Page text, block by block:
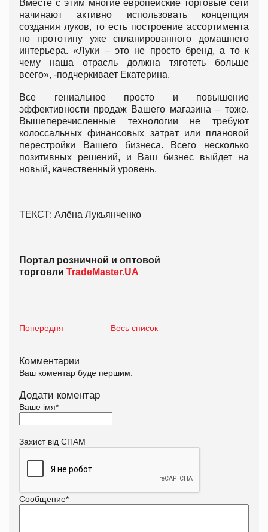
Вместе с этим многие европейские торговые сети
начинают активно использовать концепция
создания луков, то есть построение ассортимента
по прототипу уже спланированного домашнего
интерьера. «Луки – это не просто бренд, а то к
чему наша отрасль должна тяготеть больше
всего», -подчеркивает Екатерина.
Все гениальное просто и повышение
эффективности продаж Вашего магазина – тоже.
Вышеперечисленные технологии не требуют
колоссальных финансовых затрат или плановой
перестройки Вашего бизнеса. Всего несколько
позитивных решений, и Ваш бизнес выйдет на
новый, качественный уровень.
ТЕКСТ: Алёна Лукьянченко
Портал розничной и оптовой
торговли TradeMaster.UA
Попередня Весь список
Комментарии
Ваш коментар буде першим.
Додати коментар
Ваше імя*
Захист від СПАМ
Сообщение*